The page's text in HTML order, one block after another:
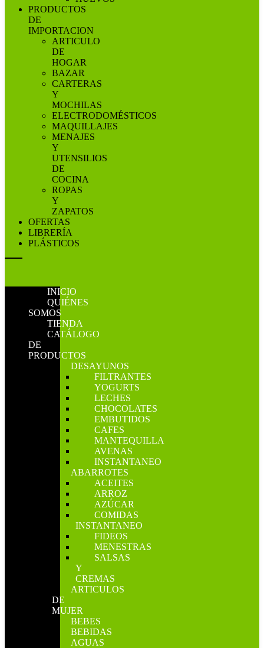
PRODUCTOS
DE
IMPORTACION
ARTICULO
DE
HOGAR
BAZAR
CARTERAS
Y
MOCHILAS
ELECTRODOMÉSTICOS
MAQUILLAJES
MENAJES
Y
UTENSILIOS
DE
COCINA
ROPAS
Y
ZAPATOS
OFERTAS
LIBRERÍA
PLÁSTICOS
INICIO
QUIÉNES
SOMOS
TIENDA
CATÁLOGO
DE
PRODUCTOS
DESAYUNOS
FILTRANTES
YOGURTS
LECHES
CHOCOLATES
EMBUTIDOS
CAFES
MANTEQUILLA
AVENAS
INSTANTANEO
ABARROTES
ACEITES
ARROZ
AZÚCAR
COMIDAS
INSTANTANEO
FIDEOS
MENESTRAS
SALSAS
Y
CREMAS
ARTICULOS
DE
MUJER
BEBES
BEBIDAS
AGUAS